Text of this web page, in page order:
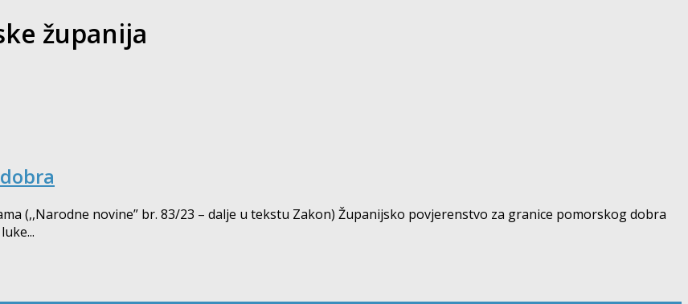
županija
(,,Narodne novine” br. 83/23 – dalje u tekstu Zakon) Županijsko povjerenstvo za granice pomorskog dobra